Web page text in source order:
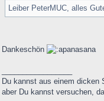
Leiber PeterMUC, alles
Dankeschön
Du kannst aus einem dicken
aber Du kannst versuchen,